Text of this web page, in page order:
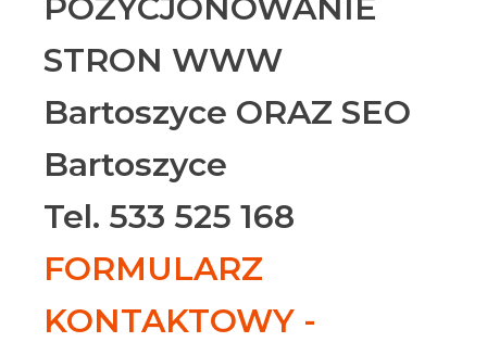
POZYCJONOWANIE
STRON WWW
Bartoszyce ORAZ SEO
Bartoszyce
Tel. 533 525 168
FORMULARZ
KONTAKTOWY -